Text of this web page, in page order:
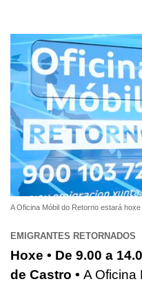
A Oficina Móbil do Retorno estará hoxe
EMIGRANTES RETORNADOS
Hoxe • De 9.00 a
de Castro • A Oficina